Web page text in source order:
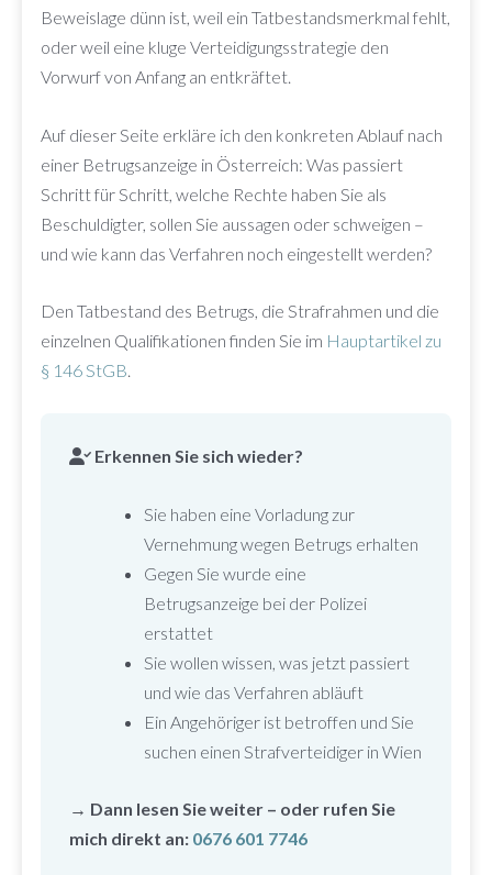
Beweislage dünn ist, weil ein Tatbestandsmerkmal fehlt,
oder weil eine kluge Verteidigungsstrategie den
Vorwurf von Anfang an entkräftet.
Auf dieser Seite erkläre ich den konkreten Ablauf nach
einer Betrugsanzeige in Österreich: Was passiert
Schritt für Schritt, welche Rechte haben Sie als
Beschuldigter, sollen Sie aussagen oder schweigen –
und wie kann das Verfahren noch eingestellt werden?
Den Tatbestand des Betrugs, die Strafrahmen und die
einzelnen Qualifikationen finden Sie im Hauptartikel zu
§ 146 StGB.
Erkennen Sie sich wieder?
Sie haben eine Vorladung zur
Vernehmung wegen Betrugs erhalten
Gegen Sie wurde eine
Betrugsanzeige bei der Polizei
erstattet
Sie wollen wissen, was jetzt passiert
und wie das Verfahren abläuft
Ein Angehöriger ist betroffen und Sie
suchen einen Strafverteidiger in Wien
→ Dann lesen Sie weiter – oder rufen Sie
mich direkt an: 0676 601 7746